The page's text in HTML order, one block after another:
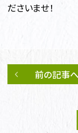
ださいませ！
前の記事へ